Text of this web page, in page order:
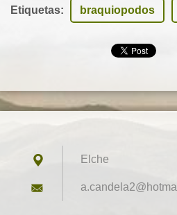
Etiquetas: braquiopodos
Elche
a.candel a2@hotma